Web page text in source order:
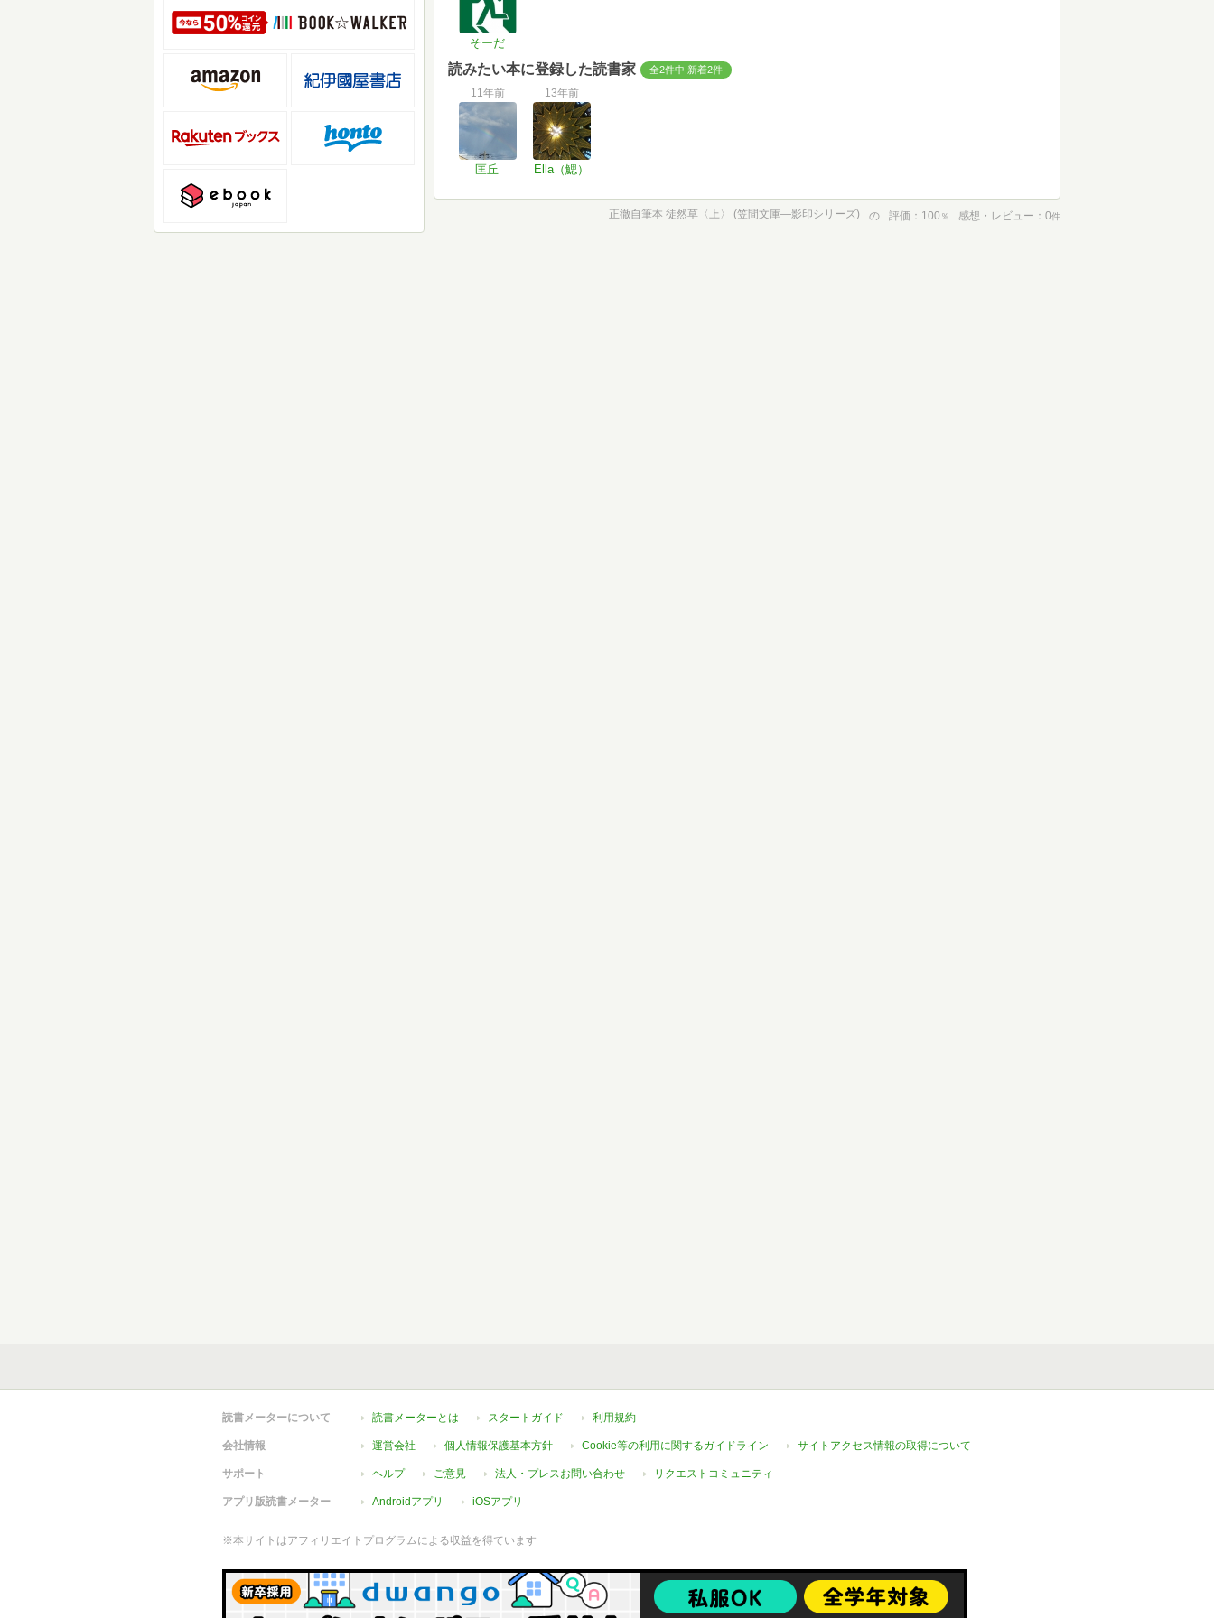
そーだ
読みたい本に登録した読書家 全2件中 新着2件
11年前
匡丘
13年前
Ella（鰓）
正徹自筆本 徒然草〈上〉 (笠間文庫―影印シリーズ) の 評価 100 ％ 感想・レビュー 0件
読書メーターについて 読書メーターとは スタートガイド 利用規約
会社情報 運営会社 個人情報保護基本方針 Cookie等の利用に関するガイドライン サイトアクセス情報の取得について
サポート ヘルプ ご意見 法人・プレスお問い合わせ リクエストコミュニティ
アプリ版読書メーター Androidアプリ iOSアプリ
※本サイトはアフィリエイトプログラムによる収益を得ています